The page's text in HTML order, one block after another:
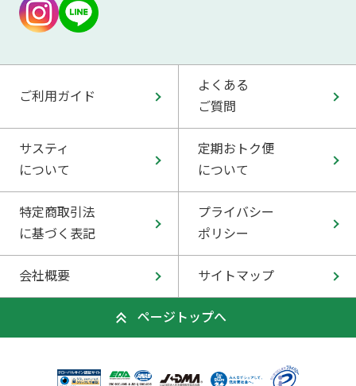
ご利用ガイド
よくある
ご質問
サスティ
について
定期おトク便
について
特定商取引法
に基づく表記
プライバシー
ポリシー
会社概要 サイトマップ
ページトップへ